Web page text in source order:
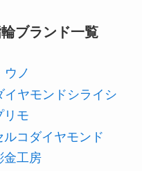
ブランド一覧
ウノ
イヤモンドシライシ
リモ
ルコダイヤモンド
金工房